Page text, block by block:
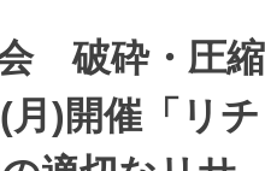
会 破砕・圧縮
)開催「リチ